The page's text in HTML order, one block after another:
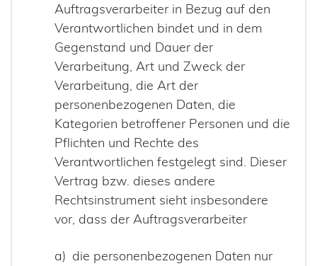
Auftragsverarbeiter in Bezug auf den
Verantwortlichen bindet und in dem
Gegenstand und Dauer der
Verarbeitung, Art und Zweck der
Verarbeitung, die Art der
personenbezogenen Daten, die
Kategorien betroffener Personen und die
Pflichten und Rechte des
Verantwortlichen festgelegt sind. Dieser
Vertrag bzw. dieses andere
Rechtsinstrument sieht insbesondere
vor, dass der Auftragsverarbeiter
die personenbezogenen Daten nur